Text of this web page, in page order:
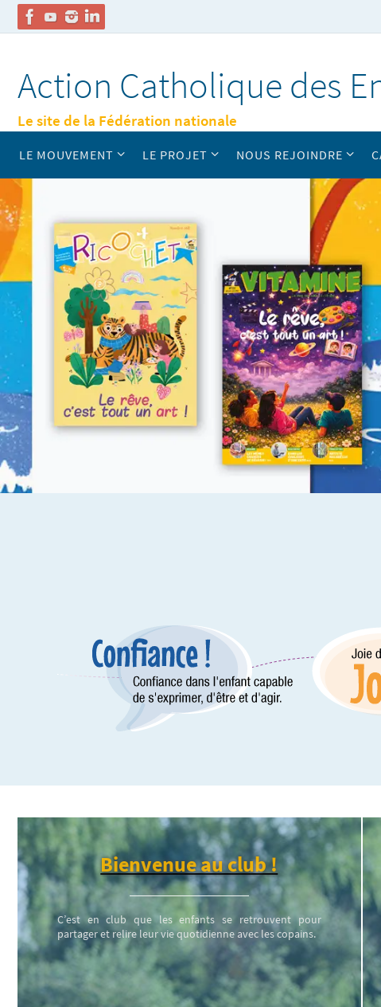
contenu
Action Catholique des
Le site de la Fédération nationale
contenu
LE MOUVEMENT LE PROJET NOUS REJOINDRE
Bienvenue au club !
C’est en club que les enfants se retrouvent pour
partager et relire leur vie quotidienne avec les copains.